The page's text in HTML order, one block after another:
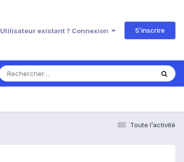
Utilisateur existant ? Connexion S’inscrire
Toute l’activité